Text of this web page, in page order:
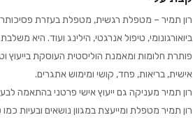
ביואורגונומי, טיפול אנרגטי, הילינג ועוד. היא
פותרת חלומות ומאמנת הוליסטית העוסקת בייעוץ
אישית, בריאות, פחד, קושי ומימוש אתגרים.
רון תמיר מעניקה גם ייעוץ אישי פרטני בהתאמה
רון תמיר מטפלת ומייעצת במגוון נושאים ובעיות